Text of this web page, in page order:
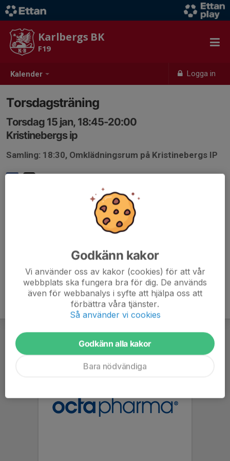
Kalender Logga in
Karlbergs BK
F19
Torsdagsträning
Torsdag 15 jan, 18:45-20:00
Kristinebergs ip
Samling: 18:30, Omklädningsrum på Kristinebergs IP
Godkänn kakor
Vi använder oss av kakor (cookies) för att vår
webbplats ska fungera bra för dig. De används
även för webbanalys i syfte att hjälpa oss att
förbättra våra tjänster.
Så använder vi cookies
Godkänn alla kakor
Bara nödvändiga